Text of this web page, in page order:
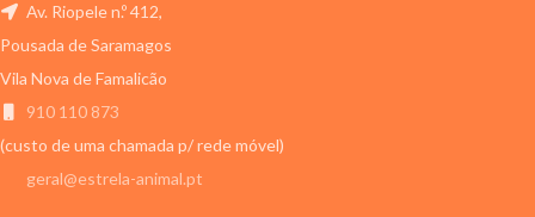
Av. Riopele n.º 412,
Pousada de Saramagos
Vila Nova de Famalicão
910 110 873
(custo de uma chamada p/ rede móvel)
geral@estrela-animal.pt